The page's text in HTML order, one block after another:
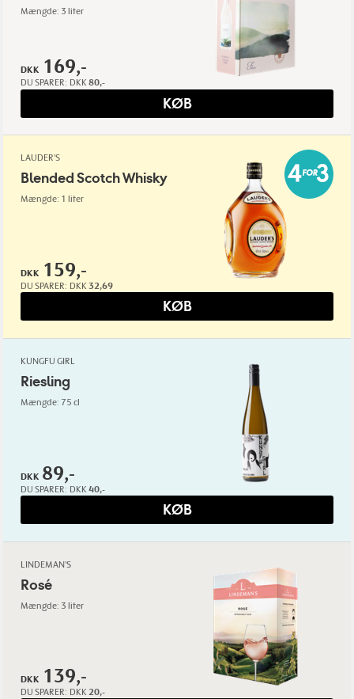
Mængde: 3 liter
DKK 169,-
DU SPARER: DKK 80,-
KØB
LAUDER'S
Blended Scotch Whisky
Mængde: 1 liter
DKK 159,-
DU SPARER: DKK 32,69
KØB
KUNGFU GIRL
Riesling
Mængde: 75 cl
DKK 89,-
DU SPARER: DKK 40,-
KØB
LINDEMAN'S
Rosé
Mængde: 3 liter
DKK 139,-
DU SPARER: DKK 20,-